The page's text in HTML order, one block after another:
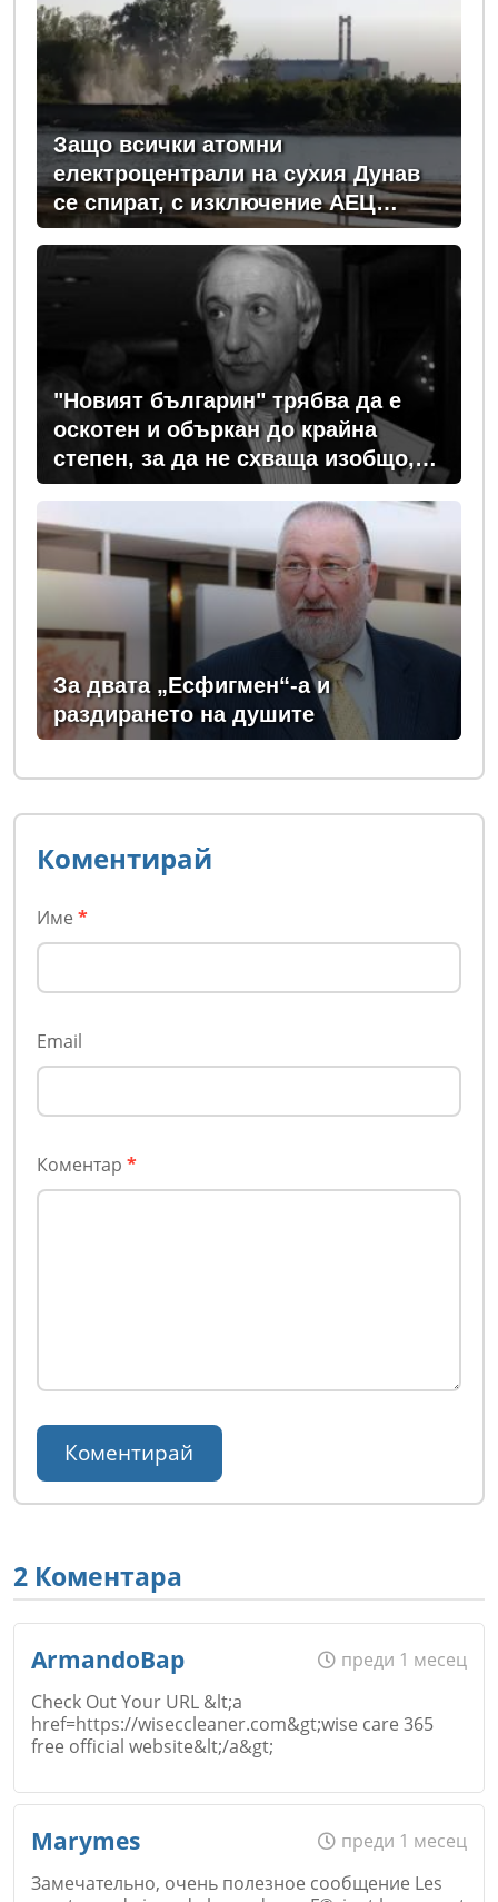
Защо всички атомни
електроцентрали на сухия Дунав
се спират, с изключение АЕЦ
"Козлодуй"?
"Новият българин" трябва да е
оскотен и объркан до крайна
степен, за да не схваща изобщо,
какви хора се упражняват с него
За двата „Есфигмен“-а и
раздирането на душите
Коментирай
Име *
Email
Коментар *
2 Коментара
ArmandoBap
преди 1 месец
Check Out Your URL &lt;a
href=https://wiseccleaner.com&gt;wise care 365
free official website&lt;/a&gt;
Marymes
преди 1 месец
Замечательно, очень полезное сообщение Les